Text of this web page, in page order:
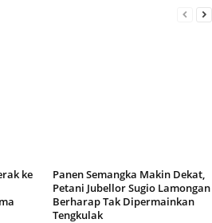
ke
Panen Semangka Makin Dekat,
Petani Jubellor Sugio Lamongan
Berharap Tak Dipermainkan
Tengkulak